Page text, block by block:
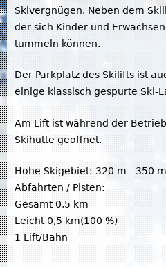
Skivergnügen. Neben dem
der sich Kinder und
tummeln können.
Der Parkplatz des Skilifts ist
einige klassisch gespurte Ski-
Am Lift ist während der
Skihütte geöffnet.
Höhe Skigebiet: 320 m - 350
Abfahrten / Pisten:
Gesamt 0,5 km
Leicht 0,5 km(100 %)
1 Lift/Bahn